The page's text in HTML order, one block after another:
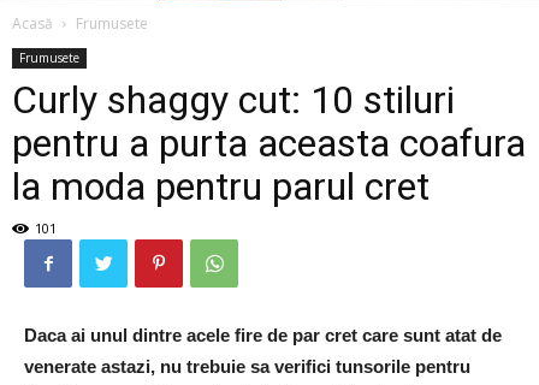
Acasă Frumusete
Frumusete
Curly shaggy cut: 10 stiluri
pentru a purta aceasta coafura
la moda pentru parul cret
101
Daca ai unul dintre acele fire de par cret care sunt atat de
venerate astazi, nu trebuie sa verifici tunsorile pentru